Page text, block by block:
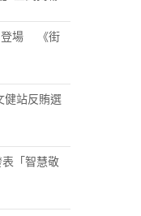
登場 《街
健站反賄選
表「智慧敬